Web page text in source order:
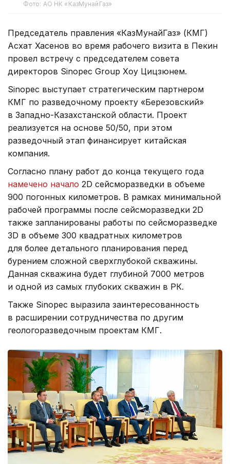
Фото: АО НК «КазМунайГаз»
Председатель правления «КазМунайГаз» (КМГ)
Асхат Хасенов во время рабочего визита в Пекин
провел встречу с председателем совета
директоров Sinopec Group Хоу Цицзюнем.
Sinopec выступает стратегическим партнером
КМГ по разведочному проекту «Березовский»
в Западно-Казахстанской области. Проект
реализуется на основе 50/50, при этом
разведочный этап финансирует китайская
компания.
Согласно плану работ до конца текущего года
намечено начало 2D сейсморазведки в объеме
900 погонных километров. В рамках минимальной
рабочей программы после сейсморазведки 2D
также запланированы работы по сейсморазведке
3D в объеме 300 квадратных километров
для более детального планирования перед
бурением сложной сверхглубокой скважины.
Данная скважина будет глубиной 7000 метров
и одной из самых глубоких скважин в РК.
Также Sinopec выразила заинтересованность
в расширении сотрудничества по другим
геологоразведочным проектам КМГ.